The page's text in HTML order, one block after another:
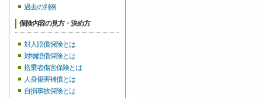
過去の判例
保険内容の見方・決め方
対人賠償保険とは
対物賠償保険とは
搭乗者傷害保険とは
人身傷害補償とは
自損事故保険とは